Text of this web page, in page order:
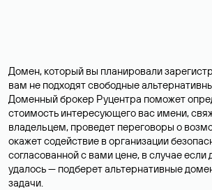
Домен, который вы планировали
вам не подходят свободные
Доменный брокер Руцентра поможет
стоимость интересующего вас имени,
владельцем, проведет переговоры о
окажет содействие в организации
согласованной с вами цене, в случае если
удалось — подберет альтернативные
задачи.